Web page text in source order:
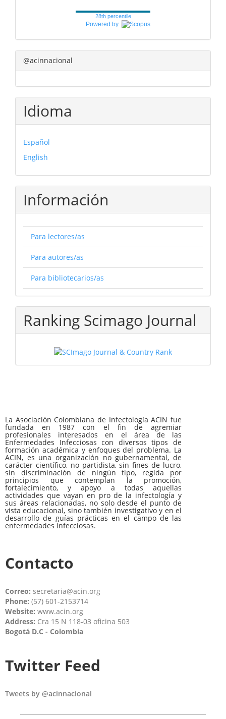
28th percentile
Powered by
@acinnacional
Idioma
Español
English
Información
Para lectores/as
Para autores/as
Para bibliotecarios/as
Ranking Scimago Journal
La Asociación Colombiana de Infectología ACIN fue
fundada en 1987 con el fin de agremiar
profesionales interesados en el área de las
Enfermedades Infecciosas con diversos tipos de
formación académica y enfoques del problema. La
ACIN, es una organización no gubernamental, de
carácter científico, no partidista, sin fines de lucro,
sin discriminación de ningún tipo, regida por
principios que contemplan la promoción,
fortalecimiento, y apoyo a todas aquellas
actividades que vayan en pro de la infectología y
sus áreas relacionadas, no solo desde el punto de
vista educacional, sino también investigativo y en el
desarrollo de guías prácticas en el campo de las
enfermedades infecciosas.
Contacto
Correo: secretaria@acin.org
Phone: (57) 601-2153714
Website: www.acin.org
Address: Cra 15 N 118-03 oficina 503
Bogotá D.C - Colombia
Twitter Feed
Tweets by @acinnacional